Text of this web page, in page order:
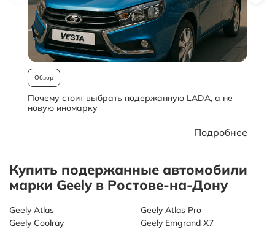
Обзор
Почему стоит выбрать подержанную LADA, а не
новую иномарку
Подробнее
Купить подержанные автомобили
марки Geely в Ростове-на-Дону
Geely Atlas
Geely Atlas Pro
Geely Coolray
Geely Emgrand X7